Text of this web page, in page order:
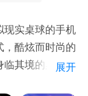
现实桌球的手机
，酷炫而时尚的
临其境的桌球体
展开